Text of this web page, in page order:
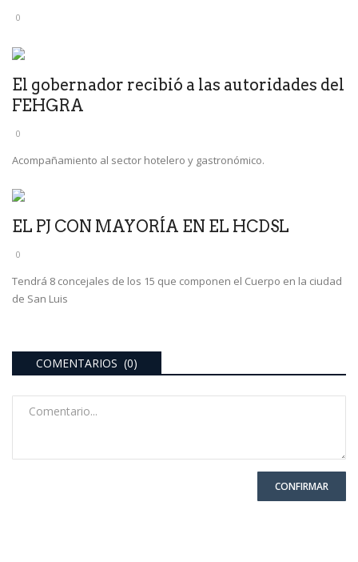
0
El gobernador recibió a las autoridades del
FEHGRA
0
Acompañamiento al sector hotelero y gastronómico.
EL PJ CON MAYORÍA EN EL HCDSL
0
Tendrá 8 concejales de los 15 que componen el Cuerpo en la ciudad
de San Luis
COMENTARIOS (0)
CONFIRMAR